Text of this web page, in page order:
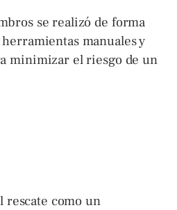
se realizó de forma
manuales y
minimizar el riesgo de un
rescate como un